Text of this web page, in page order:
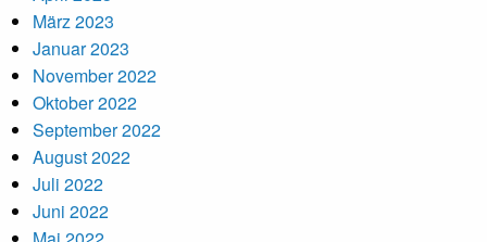
März 2023
Januar 2023
November 2022
Oktober 2022
September 2022
August 2022
Juli 2022
Juni 2022